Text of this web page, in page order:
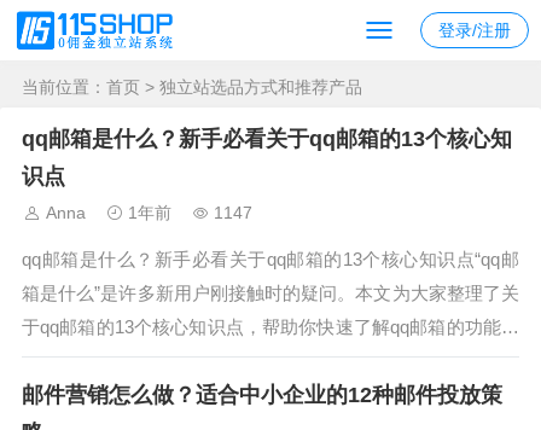
登录/注册
当前位置： 首页 > 独立站选品方式和推荐产品
qq邮箱是什么？新手必看关于qq邮箱的13个核心知
识点
Anna 1年前 1147
qq邮箱是什么？新手必看关于qq邮箱的13个核心知识点“qq邮
箱是什么”是许多新用户刚接触时的疑问。本文为大家整理了关
于qq邮箱的13个核心知识点，帮助你快速了解qq邮箱的功能、
使用技巧和常见问题，成为qq邮箱高手。1. qq邮箱隶属于腾讯
公司腾讯提供的免费邮箱服务，与QQ账号绑定，方便QQ用户
邮件营销怎么做？适合中小企业的12种邮件投放策